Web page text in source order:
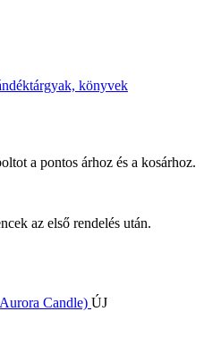
könyvek
a pontos árhoz és a kosárhoz.
az első rendelés után.
ÚJ